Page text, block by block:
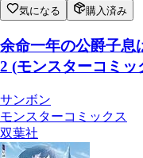
気になる 購入済み
余命一年の公爵子息
2 (モンスターコミッ
サンボン
モンスターコミックス
双葉社